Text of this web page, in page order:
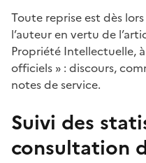
Toute reprise est dès
l’auteur en vertu de
Propriété Intellectuelle,
officiels » : discours,
notes de service.
Suivi des
consultation